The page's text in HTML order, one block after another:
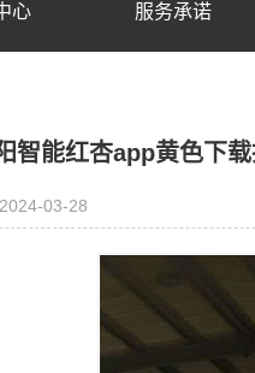
心 服务承诺
智能红杏app黄色下
2024-03-28